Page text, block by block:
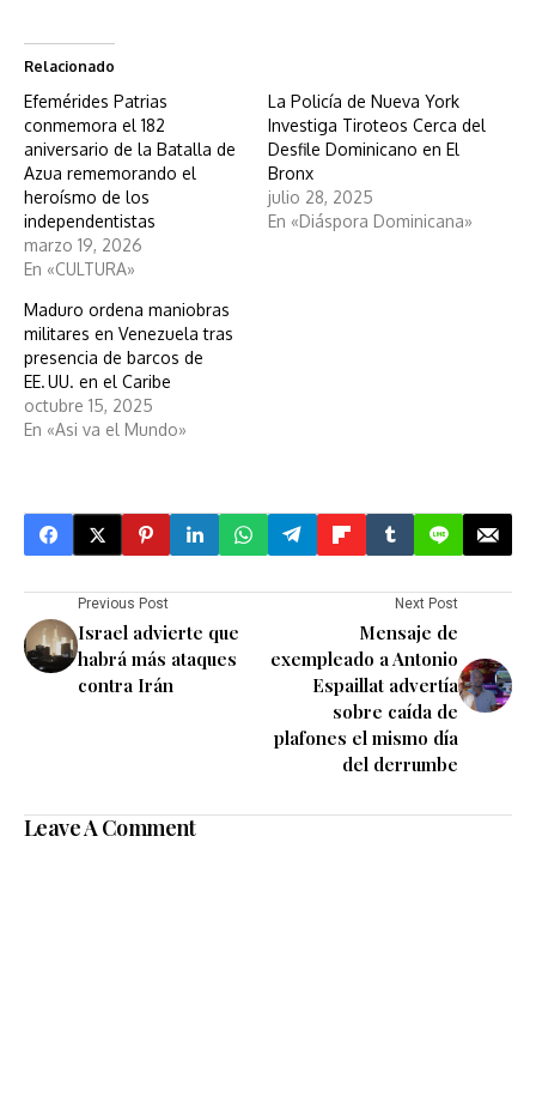
Relacionado
Efemérides Patrias
conmemora el 182
aniversario de la Batalla de
Azua rememorando el
heroísmo de los
independentistas
marzo 19, 2026
En «CULTURA»
La Policía de Nueva York
Investiga Tiroteos Cerca del
Desfile Dominicano en El
Bronx
julio 28, 2025
En «Diáspora Dominicana»
Maduro ordena maniobras
militares en Venezuela tras
presencia de barcos de
EE. UU. en el Caribe
octubre 15, 2025
En «Asi va el Mundo»
Previous Post
Israel advierte que
habrá más ataques
contra Irán
Next Post
Mensaje de
exempleado a Antonio
Espaillat advertía
sobre caída de
plafones el mismo día
del derrumbe
Leave A Comment